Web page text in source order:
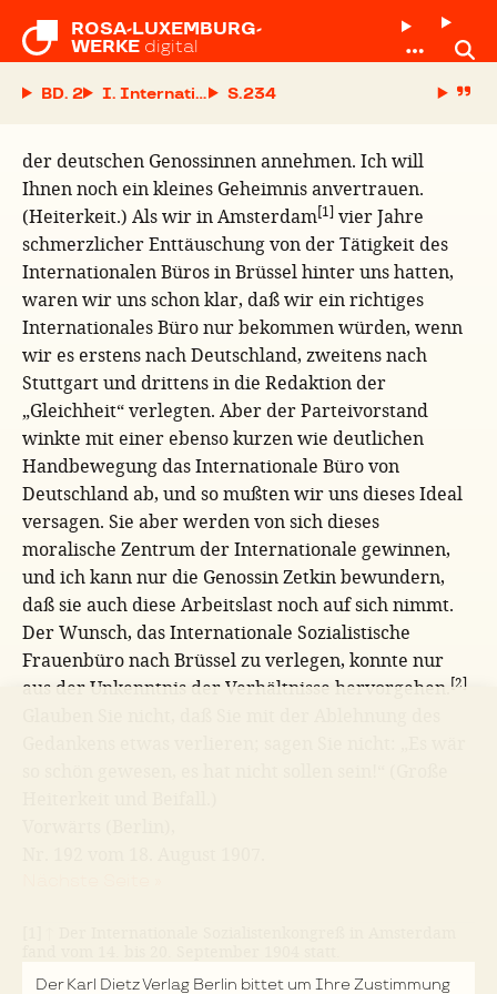
Der Karl Dietz Verlag Berlin bittet um Ihre Zustimmung
ROSA-LUXEMBURG-
WERKE digital
BD. 2 I. Internationale Konferenz sozialistischer
S.
der deutschen Genossinnen annehmen. Ich will
Ihnen noch ein kleines Geheimnis anvertrauen.
(Heiterkeit.) Als wir in Amsterdam[1] vier Jahre
schmerzlicher Enttäuschung von der Tätigkeit des
Internationalen Büros in Brüssel hinter uns hatten,
waren wir uns schon klar, daß wir ein richtiges
Internationales Büro nur bekommen würden, wenn
wir es erstens nach Deutschland, zweitens nach
Stuttgart und drittens in die Redaktion der
„Gleichheit“ verlegten. Aber der Parteivorstand
winkte mit einer ebenso kurzen wie deutlichen
Handbewegung das Internationale Büro von
Deutschland ab, und so mußten wir uns dieses Ideal
versagen. Sie aber werden von sich dieses
moralische Zentrum der Internationale gewinnen,
und ich kann nur die Genossin Zetkin bewundern,
daß sie auch diese Arbeitslast noch auf sich nimmt.
Der Wunsch, das Internationale Sozialistische
Frauenbüro nach Brüssel zu verlegen, konnte nur
aus der Unkenntnis der Verhältnisse hervorgehen. [2]
Frauensekretariat zu schaffen, das für eine umfassende